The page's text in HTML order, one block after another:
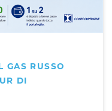
GAS RUSSO
DI